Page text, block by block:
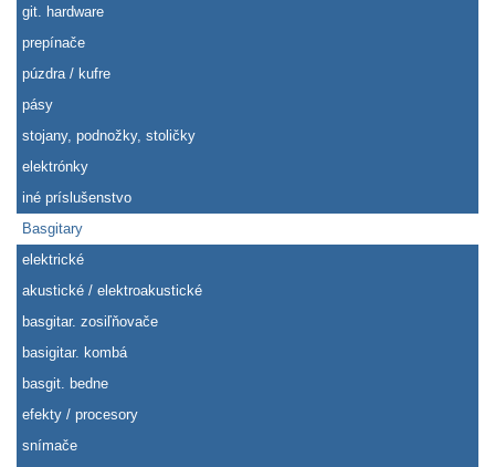
git. hardware
prepínače
púzdra / kufre
pásy
stojany, podnožky, stoličky
elektrónky
iné príslušenstvo
Basgitary
elektrické
akustické / elektroakustické
basgitar. zosiľňovače
basigitar. kombá
basgit. bedne
efekty / procesory
snímače